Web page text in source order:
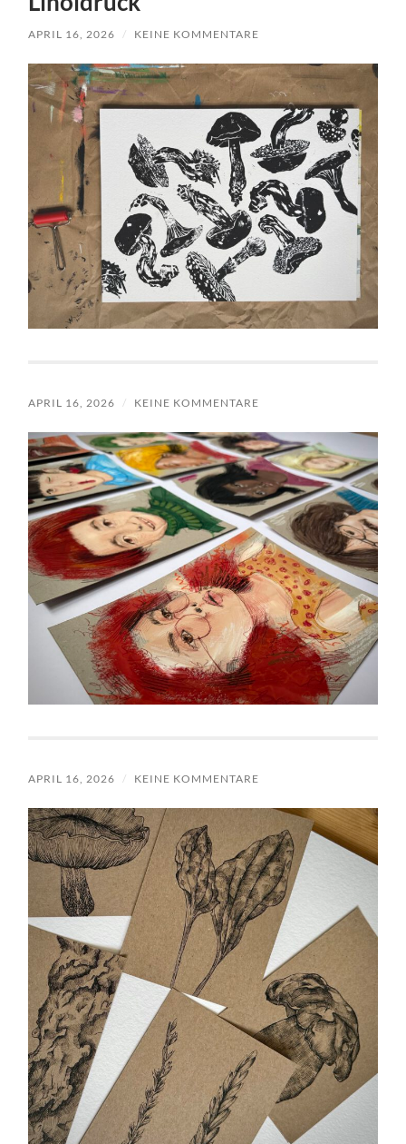
APRIL 16, 2026 / KEINE KOMMENTARE
APRIL 16, 2026 / KEINE KOMMENTARE
APRIL 16, 2026 / KEINE KOMMENTARE